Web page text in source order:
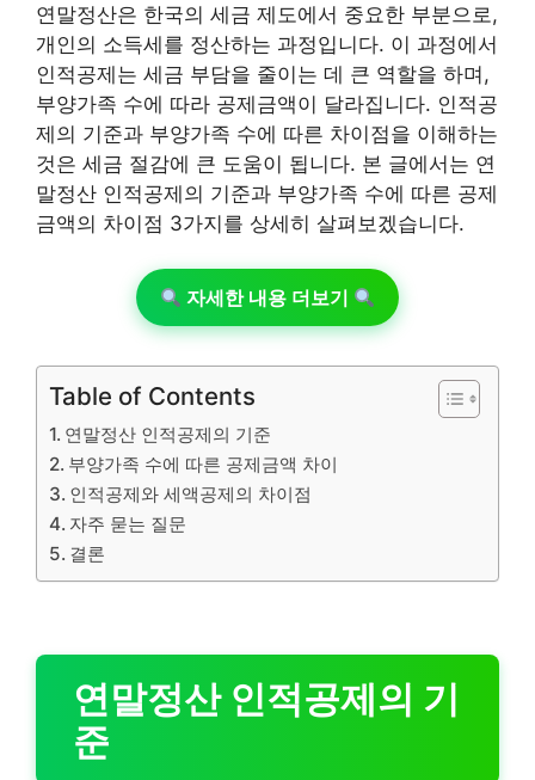
연말정산은 한국의 세금 제도에서 중요한 부분으로,
개인의 소득세를 정산하는 과정입니다. 이 과정에서
인적공제는 세금 부담을 줄이는 데 큰 역할을 하며,
부양가족 수에 따라 공제금액이 달라집니다. 인적공
제의 기준과 부양가족 수에 따른 차이점을 이해하는
것은 세금 절감에 큰 도움이 됩니다. 본 글에서는 연
말정산 인적공제의 기준과 부양가족 수에 따른 공제
금액의 차이점 3가지를 상세히 살펴보겠습니다.
자세한 내용 더보기
Table of Contents
연말정산 인적공제의 기준
부양가족 수에 따른 공제금액 차이
인적공제와 세액공제의 차이점
자주 묻는 질문
결론
연말정산 인적공제의 기
준